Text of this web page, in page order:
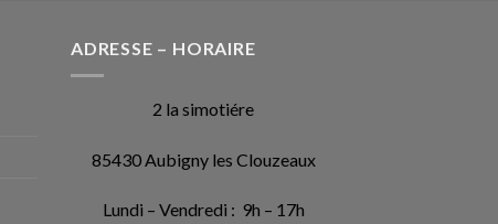
ADRESSE – HORAIRE
2 la simotiére
85430 Aubigny les Clouzeaux
Lundi – Vendredi : 9h – 17h